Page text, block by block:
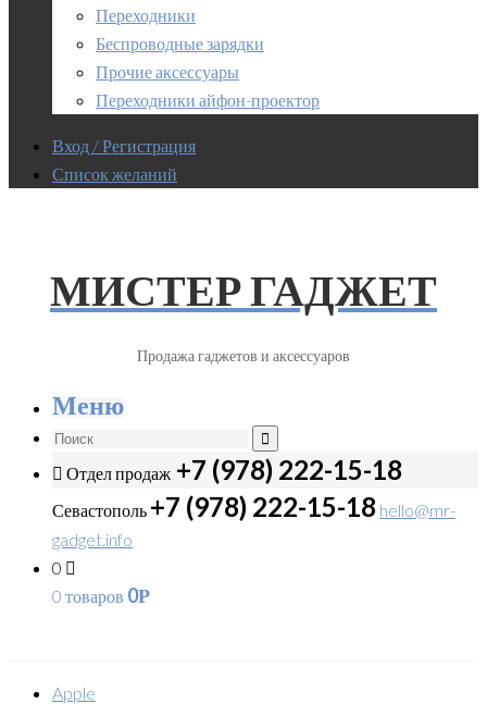
Переходники
Беспроводные зарядки
Прочие аксессуары
Переходники айфон-проектор
Вход / Регистрация
Список желаний
МИСТЕР ГАДЖЕТ
Продажа гаджетов и аксессуаров
Меню
Отдел продаж +7 (978) 222-15-18
Севастополь +7 (978) 222-15-18 hello@mr-
gadget.info
0
0 товаров 0Р
Apple